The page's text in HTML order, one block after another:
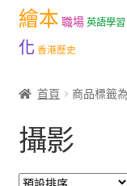
文創
繪本 職場 英語學習
化 香港歷史
首頁 商品標籤
攝影